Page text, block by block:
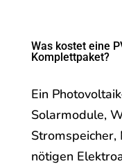
Was kostet eine
Komplettpaket?
Ein
Solarmodule,
nötigen